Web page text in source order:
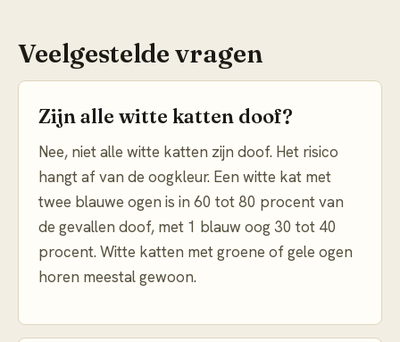
Veelgestelde vragen
Zijn alle witte katten doof?
Nee, niet alle witte katten zijn doof. Het risico
hangt af van de oogkleur. Een witte kat met
twee blauwe ogen is in 60 tot 80 procent van
de gevallen doof, met 1 blauw oog 30 tot 40
procent. Witte katten met groene of gele ogen
horen meestal gewoon.